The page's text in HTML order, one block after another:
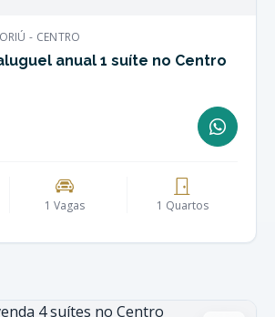
- CENTRO
anual 1 suíte no Centro
1 Vagas 1 Quartos